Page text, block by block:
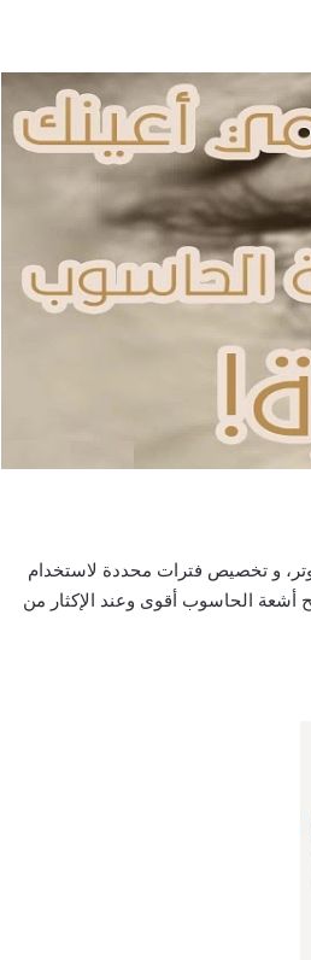
و تخصيص فترات محددة لاستخدام
أشعة الحاسوب أقوى وعند الإكثار من